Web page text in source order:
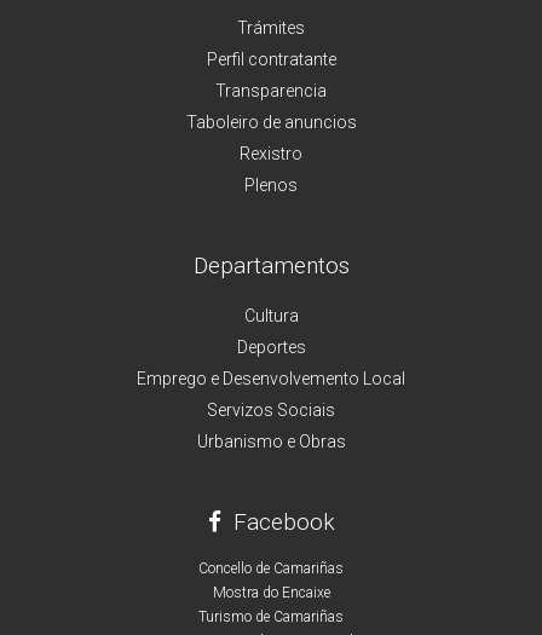
Trámites
Perfil contratante
Transparencia
Taboleiro de anuncios
Rexistro
Plenos
Departamentos
Cultura
Deportes
Emprego e Desenvolvemento Local
Servizos Sociais
Urbanismo e Obras
Facebook
Concello de Camariñas
Mostra do Encaixe
Turismo de Camariñas